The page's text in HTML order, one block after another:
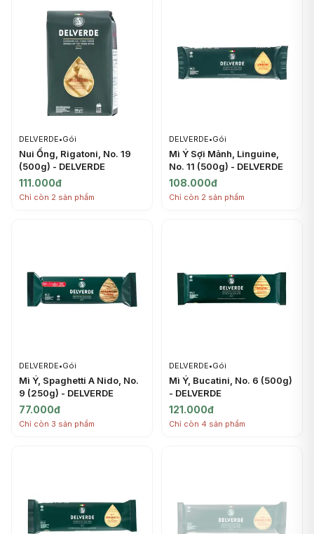
DELVERDE•Gói
Nui Ống, Rigatoni, No. 19
(500g) - DELVERDE
111.000đ
Chỉ còn 2 sản phẩm
DELVERDE•Gói
Mì Ý Sợi Mảnh, Linguine,
No. 11 (500g) - DELVERDE
108.000đ
Chỉ còn 2 sản phẩm
DELVERDE•Gói
Mì Ý, Spaghetti A Nido, No.
9 (250g) - DELVERDE
77.000đ
Chỉ còn 3 sản phẩm
DELVERDE•Gói
Mì Ý, Bucatini, No. 6 (500g)
- DELVERDE
121.000đ
Chỉ còn 4 sản phẩm